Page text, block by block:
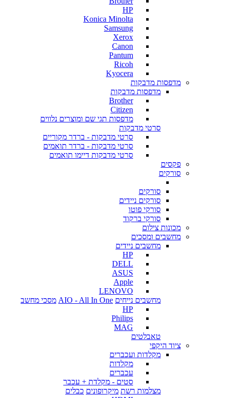
HP
Konica Minolta
Samsung
Xerox
Canon
Pantum
Ricoh
Kyocera
מדפסות מדבקות
מדפסות מדבקות
Brother
Citizen
מדפסות תגי שם ומוצרים נלווים
סרטי מדבקות
סרטי מדבקות - ברדר מקוריים
סרטי מדבקות - ברדר תואמים
סרטי מדבקות דיימו תואמים
פקסים
סורקים
סורקים
סורקים ניידים
סורקי פוטו
סורקי ברקוד
מכונות צילום
מחשבים ומסכים
מחשבים ניידים
HP
DELL
ASUS
Apple
LENOVO
מחשבים נייחים AIO - All In One מסכי מחשב
HP
Philips
MAG
טאבלטים
ציוד היקפי
מקלדות ועכברים
מקלדות
עכברים
סטים - מקלדת + עכבר
מצלמות רשת מיקרופונים כבלים